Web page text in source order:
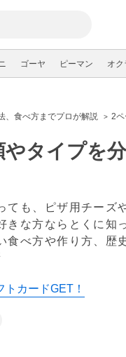
ゴーヤ ピーマン オク
、食べ方までプロが解説 2ペ
タイプを
ても、ピザ用チーズ
きな方ならとくに知
食べ方や作り方、歴
カードGET！